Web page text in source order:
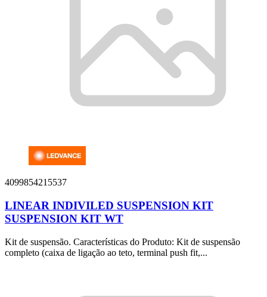
4099854215537
LINEAR INDIVILED SUSPENSION KIT
SUSPENSION KIT WT
Kit de suspensão. Características do Produto: Kit de suspensão
completo (caixa de ligação ao teto, terminal push fit,...